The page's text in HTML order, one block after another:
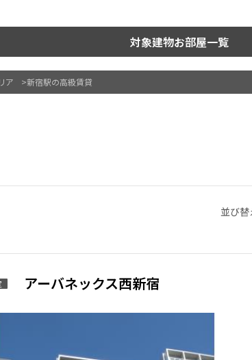
対象建物お部屋一覧
ア 新宿駅の高級賃貸
並び替
アーバネックス西新宿